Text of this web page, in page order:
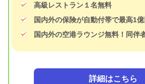
高級レストラン１名無料
国内外の保険が自動付帯で最高1億
国内外の空港ラウンジ無料！同伴
詳細はこちら